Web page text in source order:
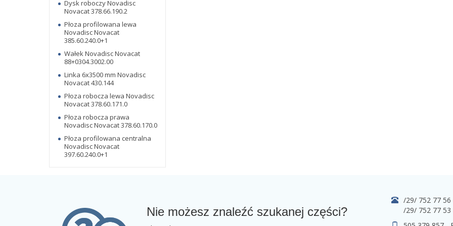
Dysk roboczy Novadisc
Novacat 378.66.190.2
Płoza profilowana lewa
Novadisc Novacat
385.60.240.0+1
Wałek Novadisc Novacat
88+0304.3002.00
Linka 6x3500 mm Novadisc
Novacat 430.144
Płoza robocza lewa Novadisc
Novacat 378.60.171.0
Płoza robocza prawa
Novadisc Novacat 378.60.170.0
Płoza profilowana centralna
Novadisc Novacat
397.60.240.0+1
Nie możesz znaleźć szukanej części?
/29/ 752 77 56
/29/ 752 77 53